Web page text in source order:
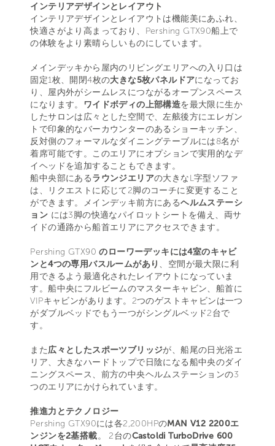
インテリアデザインとレイアウト
インテリアデザインとレイアウトは機能美にあふれ、
快適さがより高まっており、Pershing GTX90船上で
の体験をより素晴らしいものにしています。
メインデッキから屋内のリビングエリアへの入り口は
固定1枚、開閉4枚の大きな5枚パネルドアになってお
り、屋内外がシームレスにつながるオープンスペース
になります。
ワイドボディの上部構造を最大限に生か
したサロンは広々とした空間で、左舷後方にエレガン
トで印象的なバーカウンターのあるショーキッチン、
反対側のフォーマルなダイニングテーブルには8名が
着席可能です。このエリアにオプションで実用的なデ
イヘッドを追加することもできます。
船中央部にあるラウンジエリアの大きなL字型ソファ
は、リクエストに応じて2脚のコーチに変更すること
ができます。メインデッキ前方にあるヘルムステーシ
ョン には3脚の快適なパイロットシートを備え、両サ
イドの通路から船首エリアにアクセスできます。
Pershing GTX90のローワーデッキには4室のキャビ
ンと4つの専用バスルームがあり 、空間が最大限に利
用できるよう最適化されたレイアウトになっていま
す。船中央にフルビームのマスターキャビン、船首に
VIPキャビンがあります。2つのゲストキャビンは一つ
がダブルベッドでもう一つがシングルベッド2台で
す。
また広々としたスポーツブリッジが、船尾の日光浴エ
リア、大きなハードトップで日陰になる船中央のダイ
ニングスペース、前方の中央ヘルムステーションの3
つのエリアにかけられています。
推進力とテクノロジー
Pershing GTX90には各2,200HPのMAN V12 2200エ
ンジンを2基搭載。 2台のCastoldi TurboDrive 600